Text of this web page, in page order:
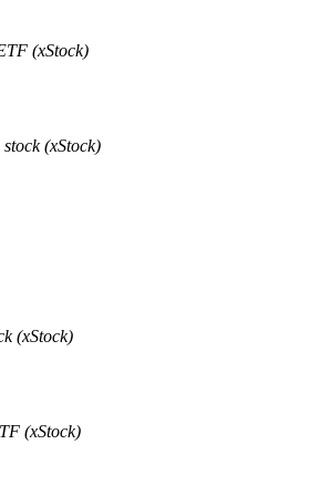
pemegang BTR
(xStock)
(xStock)
(xStock)
(xStock)